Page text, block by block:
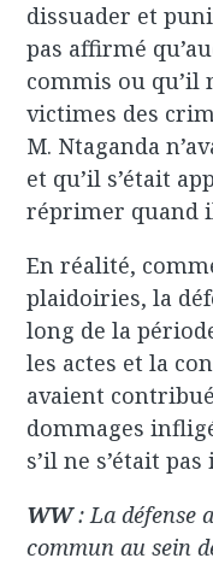
dissuader et
pas affirmé
commis ou qu’il
victimes des
M. Ntaganda
et qu’il s’était
réprimer quand
En réalité,
plaidoiries, la
long de la
les actes et la
avaient
dommages
s’il ne s’était
WW : La défense
commun au sein